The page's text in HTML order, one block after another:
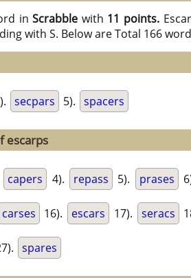
inScrabble with 11 points.
with S. Below are Total 166
secpars 5). spacers
escarps
capers 4). repass 5). prases
carses 16). escars 17). seracs
spares